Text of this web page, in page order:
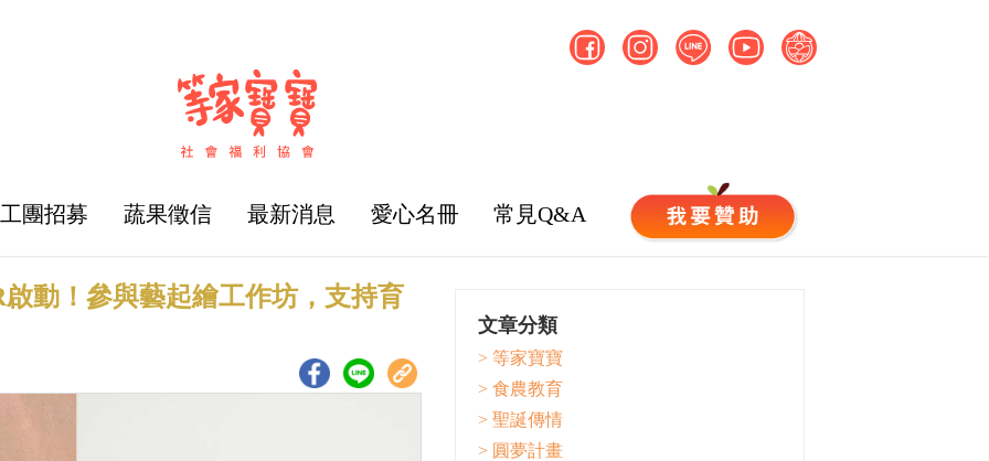
團招募 蔬果徵信 最新消息 愛心名冊 常見Q&A
動！參與藝起繪工作坊，支持育
文章分類
> 等家寶寶
> 食農教育
> 聖誕傳情
> 圓夢計畫